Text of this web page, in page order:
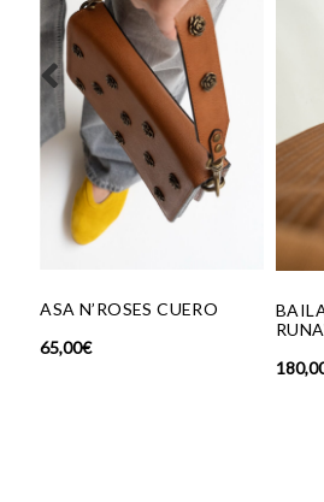
BAILARINA 1950